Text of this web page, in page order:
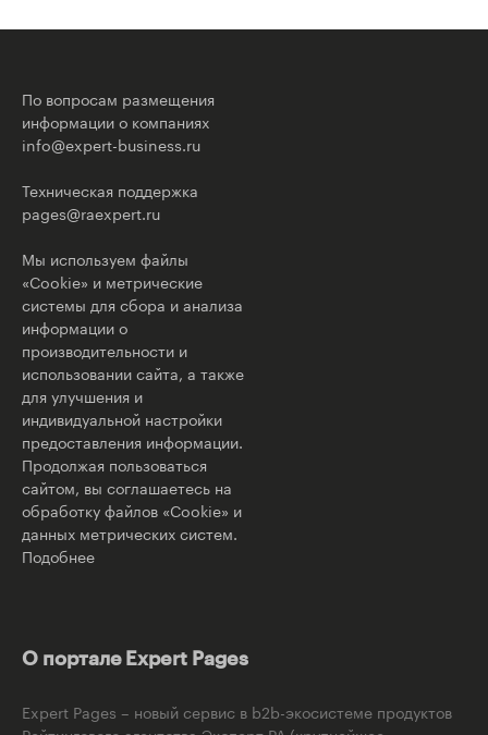
По вопросам размещения
информации о компаниях
info@expert-business.ru
Техническая поддержка
pages@raexpert.ru
Мы используем файлы
«Cookie» и метрические
системы для сбора и анализа
информации о
производительности и
использовании сайта, а также
для улучшения и
индивидуальной настройки
предоставления информации.
Продолжая пользоваться
сайтом, вы соглашаетесь на
обработку файлов «Cookie» и
данных метрических систем.
Подобнее
О портале Expert Pages
Expert Pages – новый сервис в b2b-экосистеме продуктов